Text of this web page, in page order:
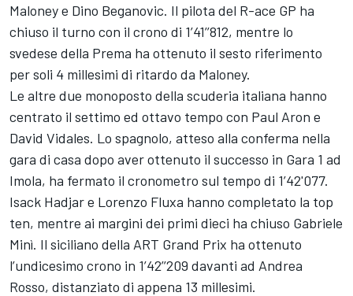
Maloney e Dino Beganovic. Il pilota del R-ace GP ha
chiuso il turno con il crono di 1’41’’812, mentre lo
svedese della Prema ha ottenuto il sesto riferimento
per soli 4 millesimi di ritardo da Maloney.
Le altre due monoposto della scuderia italiana hanno
centrato il settimo ed ottavo tempo con Paul Aron e
David Vidales. Lo spagnolo, atteso alla conferma nella
gara di casa dopo aver ottenuto il successo in Gara 1 ad
Imola, ha fermato il cronometro sul tempo di 1’42'077.
Isack Hadjar e Lorenzo Fluxa hanno completato la top
ten, mentre ai margini dei primi dieci ha chiuso Gabriele
Minì. Il siciliano della ART Grand Prix ha ottenuto
l’undicesimo crono in 1’42’’209 davanti ad Andrea
Rosso, distanziato di appena 13 millesimi.